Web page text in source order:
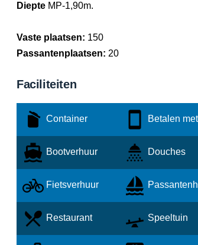
Diepte MP-1,90m.
Vaste plaatsen: 150
Passantenplaatsen: 20
Faciliteiten
Container Betalen
Bootverhuur Douches
Fietsverhuur
Restaurant Speeltuin